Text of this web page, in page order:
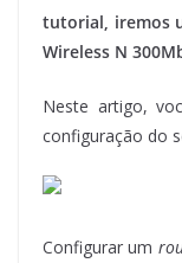
tutorial, iremos
Wireless N
Neste artigo,
configuração do
Configurar um